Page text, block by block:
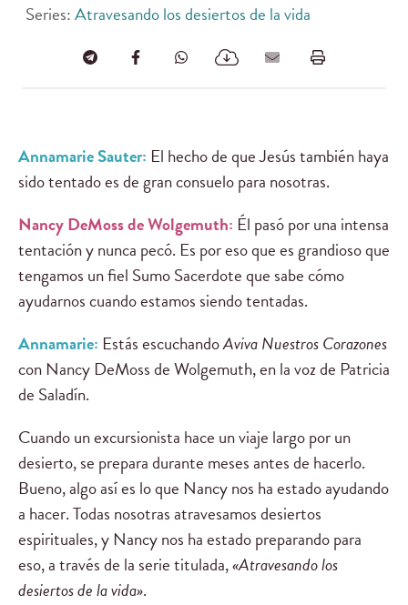
Series:Atravesando los desiertos de la vida
Annamarie Sauter: El hecho de que Jesús también haya
sido tentado es de gran consuelo para nosotras.
Nancy DeMoss de Wolgemuth: Él pasó por una intensa
tentación y nunca pecó. Es por eso que es grandioso que
tengamos un fiel Sumo Sacerdote que sabe cómo
ayudarnos cuando estamos siendo tentadas.
Annamarie: Estás escuchandoAviva Nuestros Corazones
con Nancy DeMoss de Wolgemuth, en la voz de Patricia
de Saladín.
Cuando un excursionista hace un viaje largo por un
desierto, se prepara durante meses antes de hacerlo.
Bueno, algo así es lo que Nancy nos ha estado ayudando
a hacer. Todas nosotras atravesamos desiertos
espirituales, y Nancy nos ha estado preparando para
eso, a través de la serie titulada,«Atravesando los
desiertos de la vida».